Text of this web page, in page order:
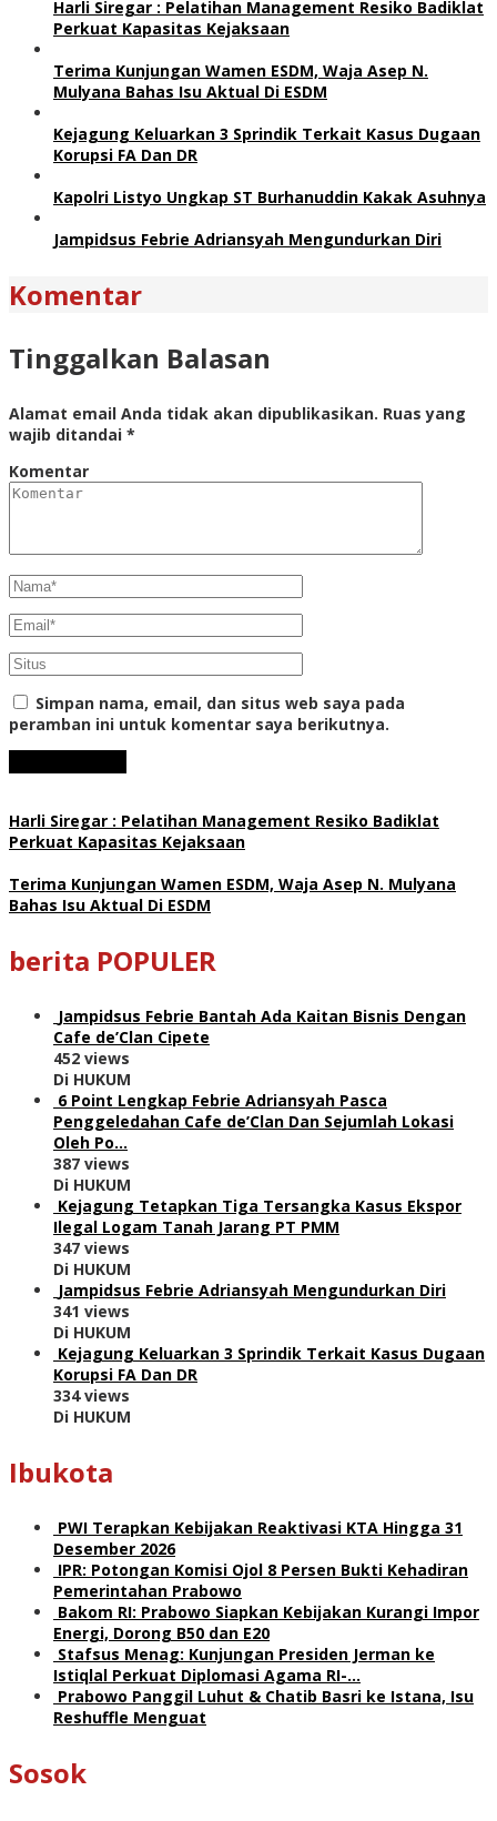
Harli Siregar : Pelatihan Management Resiko Badiklat
Perkuat Kapasitas Kejaksaan
Terima Kunjungan Wamen ESDM, Waja Asep N.
Mulyana Bahas Isu Aktual Di ESDM
Kejagung Keluarkan 3 Sprindik Terkait Kasus Dugaan
Korupsi FA Dan DR
Kapolri Listyo Ungkap ST Burhanuddin Kakak Asuhnya
Jampidsus Febrie Adriansyah Mengundurkan Diri
Komentar
Tinggalkan Balasan
Alamat email Anda tidak akan dipublikasikan. Ruas yang
wajib ditandai *
Komentar
Simpan nama, email, dan situs web saya pada
peramban ini untuk komentar saya berikutnya.
Harli Siregar : Pelatihan Management Resiko Badiklat
Perkuat Kapasitas Kejaksaan
Terima Kunjungan Wamen ESDM, Waja Asep N. Mulyana
Bahas Isu Aktual Di ESDM
berita POPULER
Jampidsus Febrie Bantah Ada Kaitan Bisnis Dengan
Cafe de’Clan Cipete
452 views
Di HUKUM
6 Point Lengkap Febrie Adriansyah Pasca
Penggeledahan Cafe de’Clan Dan Sejumlah Lokasi
Oleh Po…
387 views
Di HUKUM
Kejagung Tetapkan Tiga Tersangka Kasus Ekspor
Ilegal Logam Tanah Jarang PT PMM
347 views
Di HUKUM
Jampidsus Febrie Adriansyah Mengundurkan Diri
341 views
Di HUKUM
Kejagung Keluarkan 3 Sprindik Terkait Kasus Dugaan
Korupsi FA Dan DR
334 views
Di HUKUM
Ibukota
PWI Terapkan Kebijakan Reaktivasi KTA Hingga 31
Desember 2026
IPR: Potongan Komisi Ojol 8 Persen Bukti Kehadiran
Pemerintahan Prabowo
Bakom RI: Prabowo Siapkan Kebijakan Kurangi Impor
Energi, Dorong B50 dan E20
Stafsus Menag: Kunjungan Presiden Jerman ke
Istiqlal Perkuat Diplomasi Agama RI-…
Prabowo Panggil Luhut & Chatib Basri ke Istana, Isu
Reshuffle Menguat
Sosok